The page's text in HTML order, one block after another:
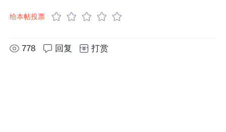
给本帖投票
778 回复 打赏